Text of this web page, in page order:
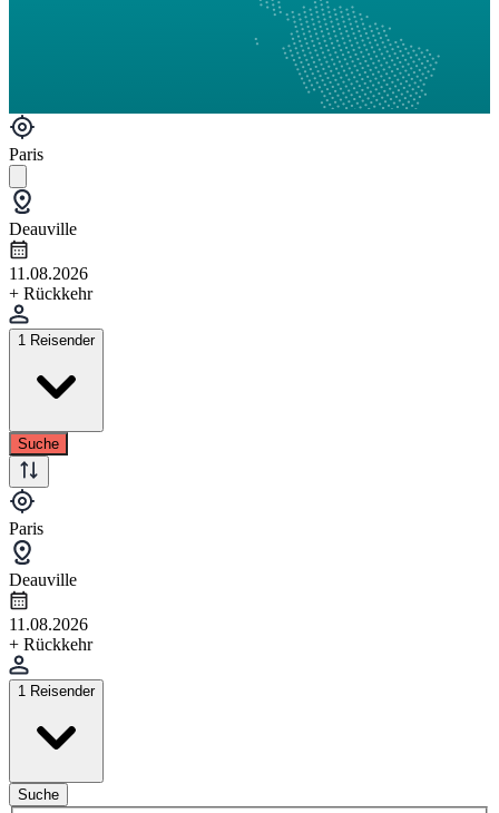
Paris
Deauville
11.08.2026
+ Rückkehr
1 Reisender
Suche
Paris
Deauville
11.08.2026
+ Rückkehr
1 Reisender
Suche